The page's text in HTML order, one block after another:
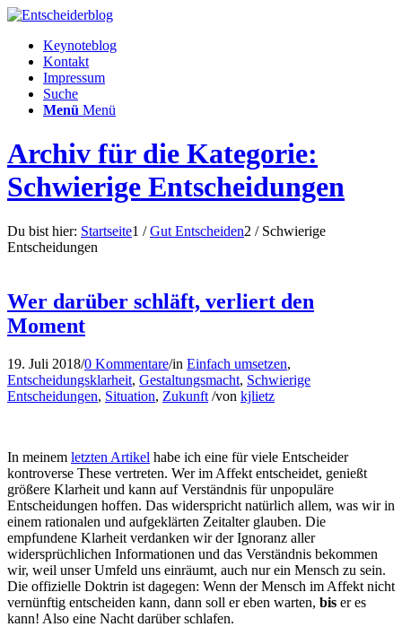
Keynoteblog
Kontakt
Impressum
Suche
Menü Menü
Archiv für die Kategorie:
Schwierige Entscheidungen
Du bist hier: Startseite1 / Gut Entscheiden2 / Schwierige
Entscheidungen
Wer darüber schläft, verliert den
Moment
19. Juli 2018/0 Kommentare/in Einfach umsetzen,
Entscheidungsklarheit, Gestaltungsmacht, Schwierige
Entscheidungen, Situation, Zukunft /von kjlietz
In meinem letzten Artikel habe ich eine für viele Entscheider
kontroverse These vertreten. Wer im Affekt entscheidet, genießt
größere Klarheit und kann auf Verständnis für unpopuläre
Entscheidungen hoffen. Das widerspricht natürlich allem, was wir in
einem rationalen und aufgeklärten Zeitalter glauben. Die
empfundene Klarheit verdanken wir der Ignoranz aller
widersprüchlichen Informationen und das Verständnis bekommen
wir, weil unser Umfeld uns einräumt, auch nur ein Mensch zu sein.
Die offizielle Doktrin ist dagegen: Wenn der Mensch im Affekt nicht
vernünftig entscheiden kann, dann soll er eben warten, bis er es
kann! Also eine Nacht darüber schlafen.